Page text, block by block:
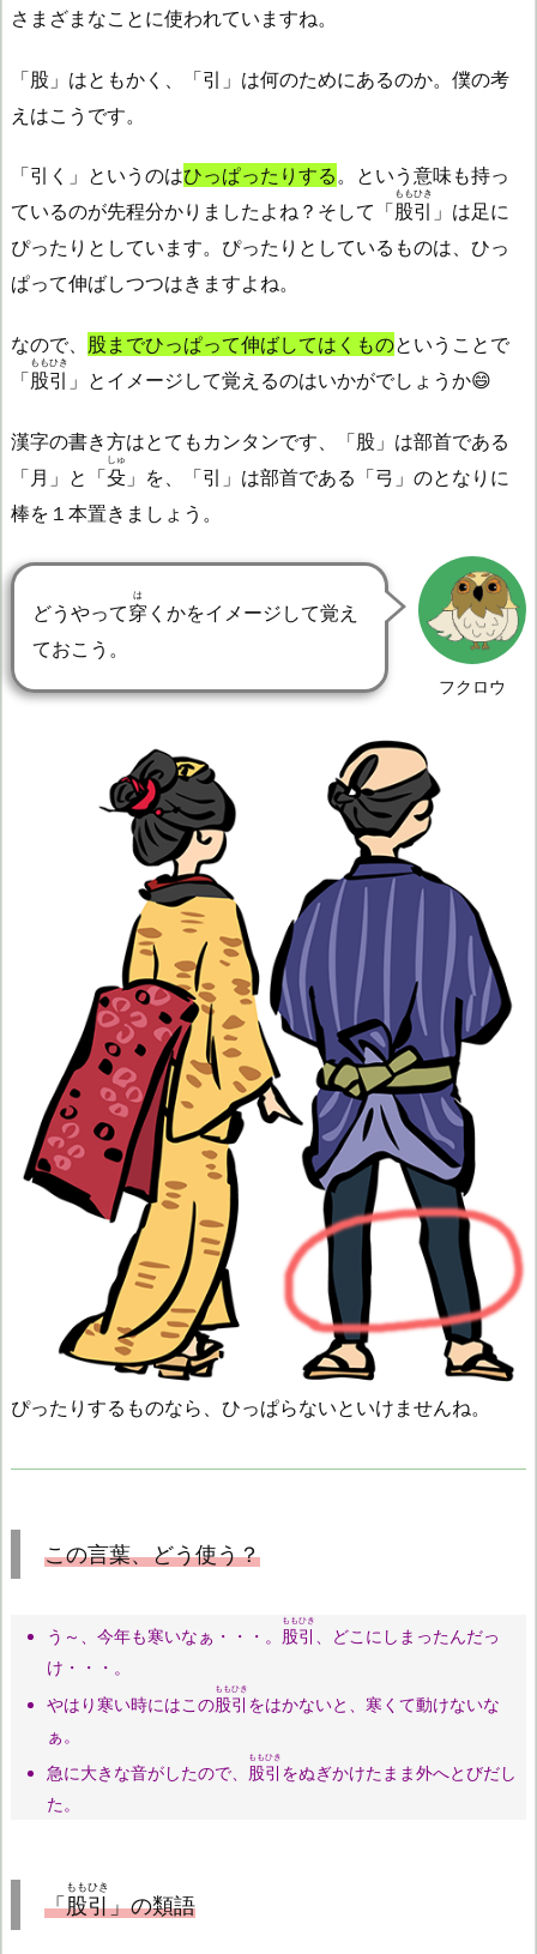
さまざまなことに使われていますね。
「股」はともかく、「引」は何のためにあるのか。僕の考
えはこうです。
「引く」というのはひっぱったりする。という意味も持っ
ているのが先程分かりましたよね？そして「股引
ももひき
」は足に
ぴったりとしています。ぴったりとしているものは、ひっ
ぱって伸ばしつつはきますよね。
なので、 股までひっぱって伸ばしてはくものということで
「股引
ももひき
」とイメージして覚えるのはいかがでしょうか😄
漢字の書き方はとてもカンタンです、「股」は部首である
「月」と「殳
しゅ
」を、「引」は部首である「弓」のとなりに
棒を１本置きましょう。
フクロウ
どうやって穿
は
くかをイメージして覚え
ておこう。
ぴったりするものなら、ひっぱらないといけませんね。
この言葉、どう使う？
う～、今年も寒いなぁ・・・。 股引
ももひき
、どこにしまったんだっ
け・・・。
やはり寒い時にはこの股引
ももひき
をはかないと、寒くて動けないな
ぁ。
急に大きな音がしたので、 股引
ももひき
をぬぎかけたまま外へとびだし
た。
「股引
ももひき
」の類語